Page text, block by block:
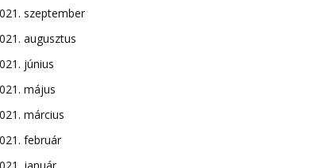
szeptember
augusztus
június
május
március
február